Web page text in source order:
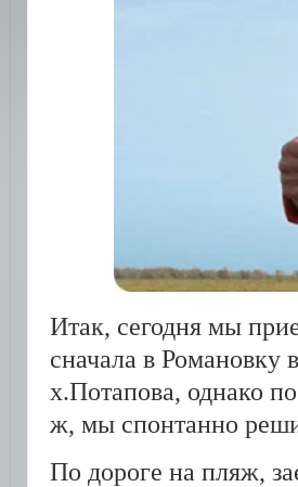
Итак, сегодня мы
сначала в Романовку
х.Потапова, однако
ж, мы спонтанно
По дороге на пляж,